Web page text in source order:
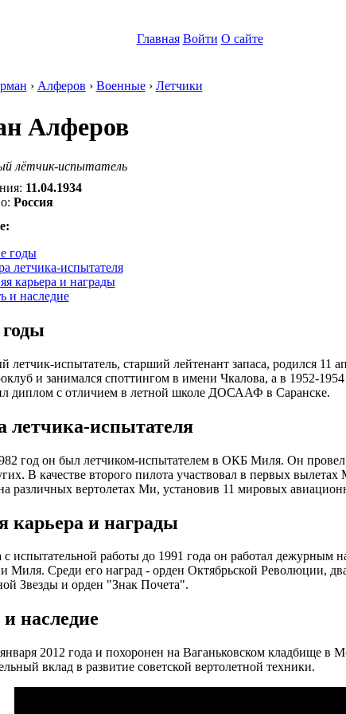
Главная Войти О сайте
› Алферов › Военные› Летчики
Алферов
лётчик-испытатель
11.04.1934
Россия
годы
летчика-испытателя
карьера и награды
и наследие
летчик-испытатель, старший лейтенант запаса, родился 11
и занимался споттингом в имени Чкалова, а в 1952-
диплом с отличием в летной школе ДОСААФ в Саранске.
летчика-испытателя
год он был летчиком-испытателем в ОКБ Миля. Он
В качестве второго пилота участвовал в первых
различных вертолетах Ми, установив 11 мировых
карьера и награды
с испытательной работы до 1991 года он работал дежурным
Миля. Среди его наград - орден Октябрьской Революции,
Звезды и орден "Знак Почета".
наследие
2012 года и похоронен на Ваганьковском кладбище в
вклад в развитие советской вертолетной техники.